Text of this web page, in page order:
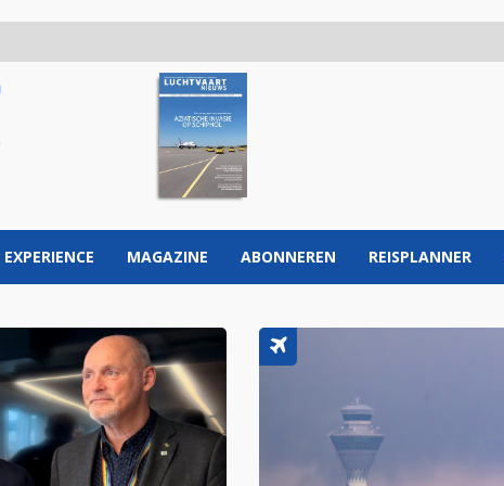
EXPERIENCE MAGAZINE ABONNEREN REISPLANNER